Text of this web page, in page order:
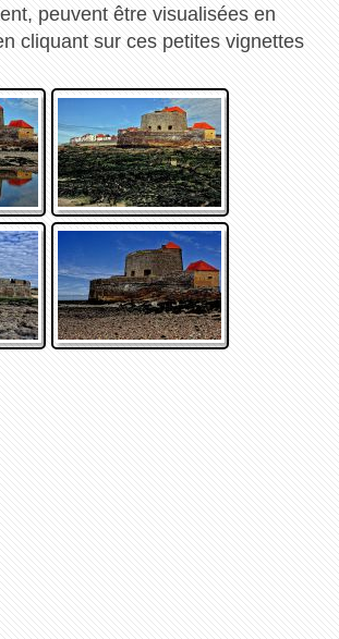
peuvent être visualisées en
cliquant sur ces petites vignettes